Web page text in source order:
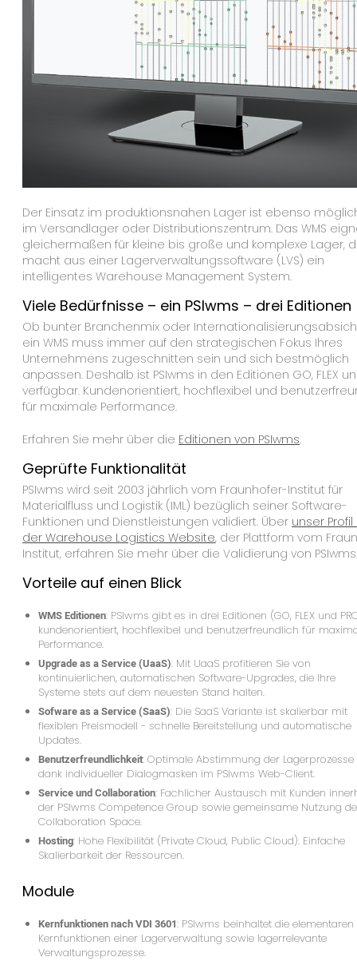
Der Einsatz im produktionsnahen Lager ist ebenso
im Versandlager oder Distributionszentrum. Das WMS
gleichermaßen für kleine bis große und komplexe Lager,
macht aus einer Lagerverwaltungssoftware (LVS) ein
intelligentes Warehouse Management System.
Viele Bedürfnisse – ein PSIwms – drei Editionen
Ob bunter Branchenmix oder
ein WMS muss immer auf den strategischen Fokus Ihres
Unternehmens zugeschnitten sein und sich bestmöglich
anpassen. Deshalb ist PSIwms in den Editionen GO, FLEX
verfügbar. Kundenorientiert, hochflexibel und
für maximale Performance.
Erfahren Sie mehr über die Editionen von PSIwms.
Geprüfte Funktionalität
PSIwms wird seit 2003 jährlich vom Fraunhofer-Institut für
Materialfluss und Logistik (IML) bezüglich seiner Software-
Funktionen und Dienstleistungen validiert. Über unser
der Warehouse Logistics Website, der Plattform vom
Institut, erfahren Sie mehr über die Validierung von
Vorteile auf einen Blick
WMS Editionen: PSIwms gibt es in drei Editionen (GO, FLEX und
kundenorientiert, hochflexibel und benutzerfreundlich für
Performance.
Upgrade as a Service (UaaS): Mit UaaS profitieren Sie von
kontinuierlichen, automatischen Software-Upgrades, die Ihre
Systeme stets auf dem neuesten Stand halten.
Sofware as a Service (SaaS): Die SaaS Variante ist skalierbar mit
flexiblen Preismodell - schnelle Bereitstellung und automatische
Updates.
Benutzerfreundlichkeit: Optimale Abstimmung der Lagerprozesse
dank individueller Dialogmasken im PSIwms Web-Client.
Service und Collaboration: Fachlicher Austausch mit Kunden
der PSIwms Competence Group sowie gemeinsame Nutzung
Collaboration Space.
Hosting: Hohe Flexibilität (Private Cloud, Public Cloud). Einfache
Skalierbarkeit der Ressourcen.
Module
Kernfunktionen nach VDI 3601: PSIwms beinhaltet die elementaren
Kernfunktionen einer Lagerverwaltung sowie lagerrelevante
Verwaltungsprozesse.